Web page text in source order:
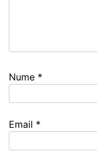
Nume *
Email *